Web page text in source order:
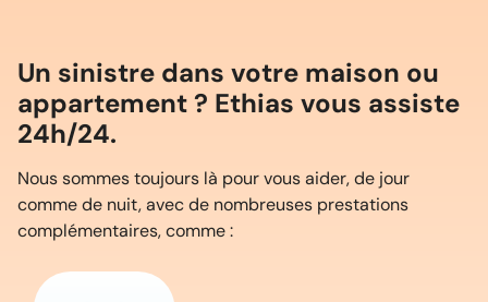
Un sinistre dans votre maison ou
appartement ? Ethias vous assiste
24h/24.
Nous sommes toujours là pour vous aider, de jour
comme de nuit, avec de nombreuses prestations
complémentaires, comme :